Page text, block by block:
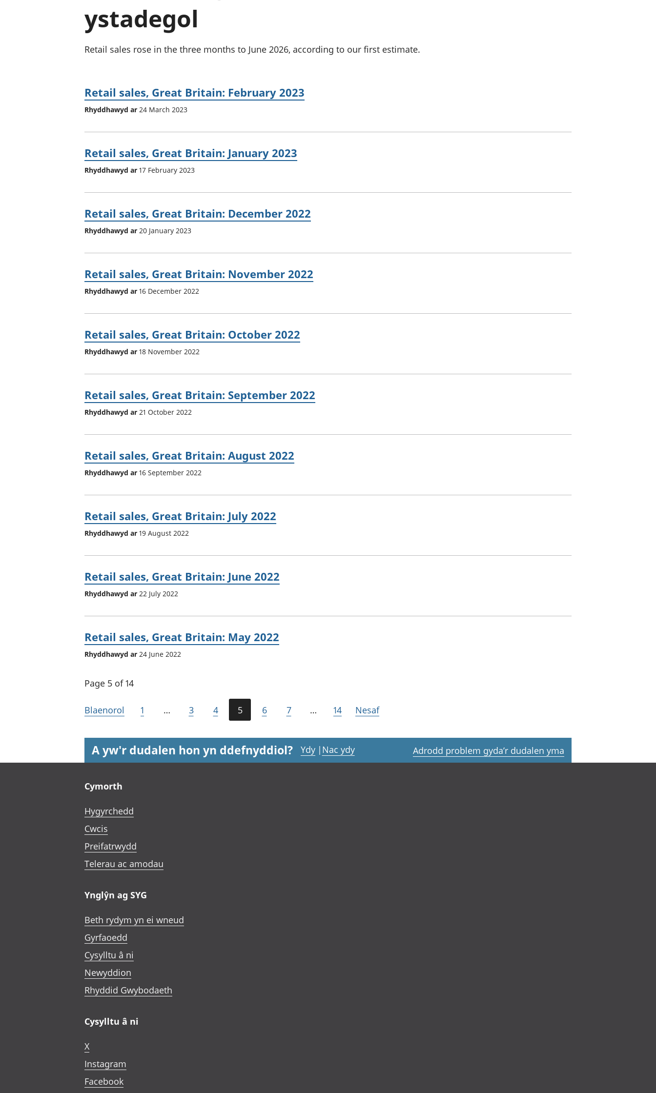
chwyddiant a
ymddiriedolaethau
Cyfrifon gwladol
ystadegol
Retail sales rose in the three months to June 2026, according to our first estimate.
Retail sales, Great Britain: February 2023
Rhyddhawyd ar 24 March 2023
Retail sales, Great Britain: January 2023
Rhyddhawyd ar 17 February 2023
Retail sales, Great Britain: December 2022
Rhyddhawyd ar 20 January 2023
Retail sales, Great Britain: November 2022
Rhyddhawyd ar 16 December 2022
Retail sales, Great Britain: October 2022
Rhyddhawyd ar 18 November 2022
Retail sales, Great Britain: September 2022
Rhyddhawyd ar 21 October 2022
Retail sales, Great Britain: August 2022
Rhyddhawyd ar 16 September 2022
Retail sales, Great Britain: July 2022
Rhyddhawyd ar 19 August 2022
Retail sales, Great Britain: June 2022
Rhyddhawyd ar 22 July 2022
Retail sales, Great Britain: May 2022
Rhyddhawyd ar 24 June 2022
Page 5 of 14
Blaenorol 1 … 3 4 5 6 7 … 14 Nesaf
A yw'r dudalen hon yn ddefnyddiol? Ydy | Nac ydy Adrodd problem gyda’r dudalen yma
Cymorth
Hygyrchedd
Cwcis
Preifatrwydd
Telerau ac amodau
Ynglŷn ag SYG
Beth rydym yn ei wneud
Gyrfaoedd
Cysylltu â ni
Newyddion
Rhyddid Gwybodaeth
Cysylltu â ni
X
Instagram
Facebook